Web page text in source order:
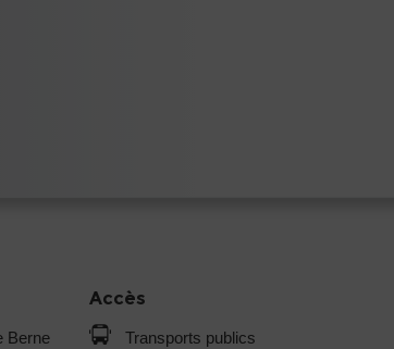
Berne
Accès
Transports publics